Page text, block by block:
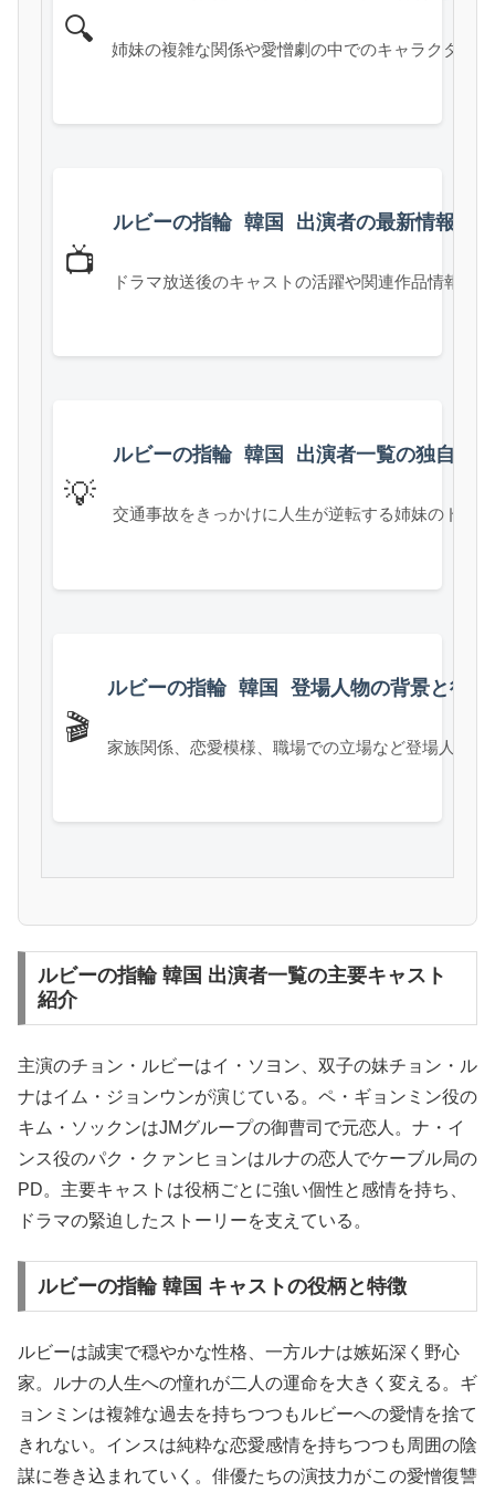
🔍
姉妹の複雑な関係や愛憎劇の中でのキャラクター
📺
ルビーの指輪 韓国 出演者の最新情報
ドラマ放送後のキャストの活躍や関連作品情報、
💡
ルビーの指輪 韓国 出演者一覧の独自視
交通事故をきっかけに人生が逆転する姉妹のドラ
🎬
ルビーの指輪 韓国 登場人物の背景と役割
家族関係、恋愛模様、職場での立場など登場人物
ルビーの指輪 韓国 出演者一覧の主要キャスト
紹介
主演のチョン・ルビーはイ・ソヨン、双子の妹チョン・ル
ナはイム・ジョンウンが演じている。ペ・ギョンミン役の
キム・ソックンはJMグループの御曹司で元恋人。ナ・イ
ンス役のパク・クァンヒョンはルナの恋人でケーブル局の
PD。主要キャストは役柄ごとに強い個性と感情を持ち、
ドラマの緊迫したストーリーを支えている。
ルビーの指輪 韓国 キャストの役柄と特徴
ルビーは誠実で穏やかな性格、一方ルナは嫉妬深く野心
家。ルナの人生への憧れが二人の運命を大きく変える。ギ
ョンミンは複雑な過去を持ちつつもルビーへの愛情を捨て
きれない。インスは純粋な恋愛感情を持ちつつも周囲の陰
謀に巻き込まれていく。俳優たちの演技力がこの愛憎復讐